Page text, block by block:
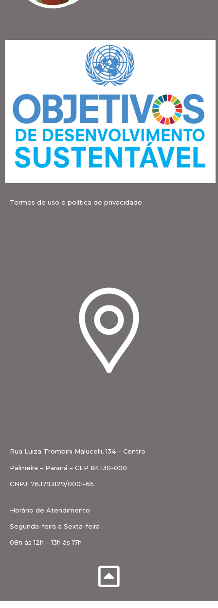
Termos de uso e política de privacidade
Rua Luiza Trombini Malucelli, 134 – Centro
Palmeira – Paraná – CEP 84.130-000
CNPJ: 76.179.829/0001-65
Horário de Atendimento
Segunda-feira a Sexta-feira
08h às 12h – 13h às 17h